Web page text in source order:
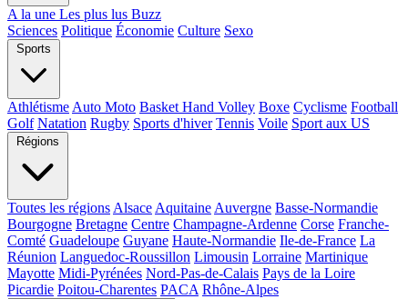
A la une Les plus lus Buzz
Sciences Politique Économie Culture Sexo
Sports
Athlétisme Auto Moto Basket Hand Volley Boxe Cyclisme Football
Golf Natation Rugby Sports d'hiver Tennis Voile Sport aux US
Régions
Toutes les régions Alsace Aquitaine Auvergne Basse-Normandie
Bourgogne Bretagne Centre Champagne-Ardenne Corse Franche-
Comté Guadeloupe Guyane Haute-Normandie Ile-de-France La
Réunion Languedoc-Roussillon Limousin Lorraine Martinique
Mayotte Midi-Pyrénées Nord-Pas-de-Calais Pays de la Loire
Picardie Poitou-Charentes PACA Rhône-Alpes